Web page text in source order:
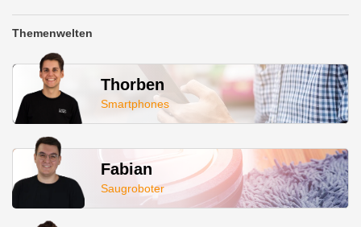
Themenwelten
Thorben
Smartphones
Fabian
Saugroboter